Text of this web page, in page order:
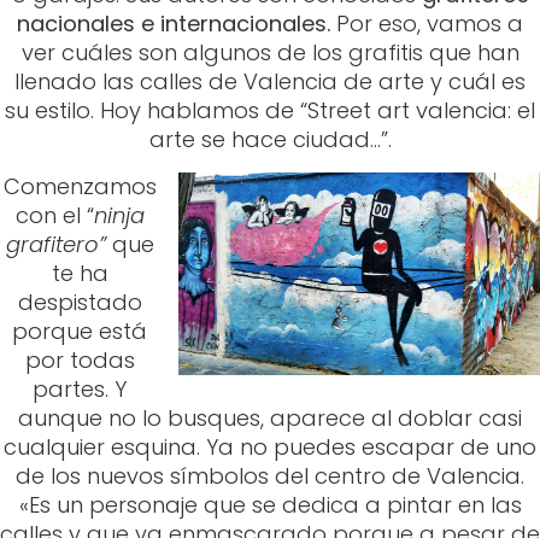
Comenzamos
con el “ninja
grafitero”que
te ha
porque está
por todas
partes. Y
aunque no lo busques, aparece al doblar casi
cualquier esquina. Ya no puedes escapar de uno
de los nuevos símbolos del centro de Valencia.
«Es un personaje que se dedica a pintar en las
calles y que va enmascarado porque a pesar de
la aceptación que tiene hoy en día el s treet art
y
el grafiti aún siguen siendo algo vandálico y por
lo que te tienes que ocultar o esconder»,
explica David de Limón,el valenciano que ha
dado vida a este enigma.